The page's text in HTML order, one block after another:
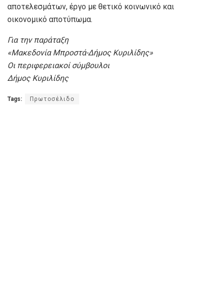
αποτελεσμάτων, έργο με θετικό κοινωνικό και
οικονομικό αποτύπωμα.
Για την παράταξη
«Μακεδονία Μπροστά-Δήμος Κυριλίδης»
Οι περιφερειακοί σύμβουλοι
Δήμος Κυριλίδης
Tags: Πρωτοσέλιδο